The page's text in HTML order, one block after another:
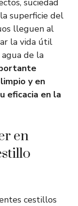
suciedad
superficie del
lleguen al
la vida útil
de la
y en
eficacia en la
en
cestillos